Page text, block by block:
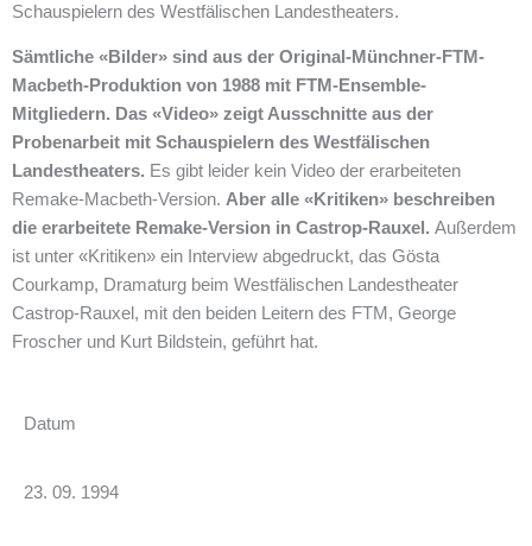
Schauspielern des Westfälischen Landestheaters.
Sämtliche «Bilder» sind aus der Original-Münchner-FTM-
Macbeth-Produktion von 1988 mit FTM-Ensemble-
Mitgliedern. Das «Video» zeigt Ausschnitte aus der
Probenarbeit mit Schauspielern des Westfälischen
Landestheaters. Es gibt leider kein Video der erarbeiteten
Remake-Macbeth-Version. Aber alle «Kritiken» beschreiben
die erarbeitete Remake-Version in Castrop-Rauxel. Außerdem
ist unter «Kritiken» ein Interview abgedruckt, das Gösta
Courkamp, Dramaturg beim Westfälischen Landestheater
Castrop-Rauxel, mit den beiden Leitern des FTM, George
Froscher und Kurt Bildstein, geführt hat.
Datum
23. 09. 1994